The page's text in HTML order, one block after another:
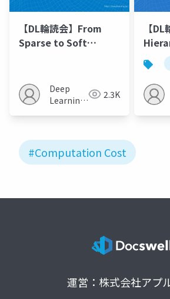
【DL輪読会】From
Sparse to Soft
Deep
Learning
2.3K
【
#Computation Cost
運営：株式会社アプ